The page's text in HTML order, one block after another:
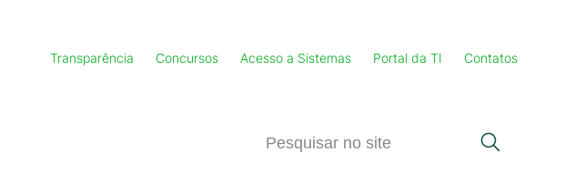
Transparência Concursos Acesso a Sistemas Portal da TI Contatos